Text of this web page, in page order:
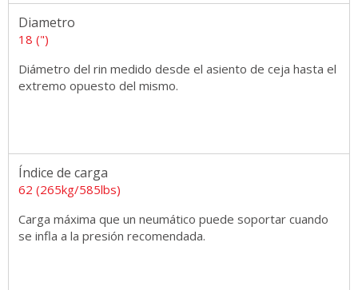
Diametro
18 (")
Diámetro del rin medido desde el asiento de ceja hasta el
extremo opuesto del mismo.
Índice de carga
62 (265kg/585lbs)
Carga máxima que un neumático puede soportar cuando
se infla a la presión recomendada.